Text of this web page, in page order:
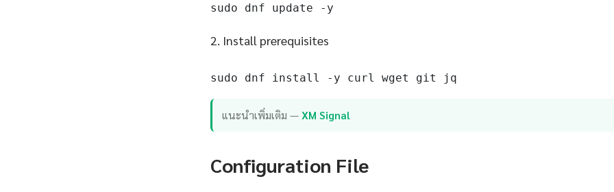
sudo dnf update -y
2. Install prerequisites
sudo dnf install -y curl wget git jq
แนะนำเพิ่มเติม —XM Signal
Configuration File